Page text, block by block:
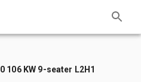
106 KW 9-seater L2H1